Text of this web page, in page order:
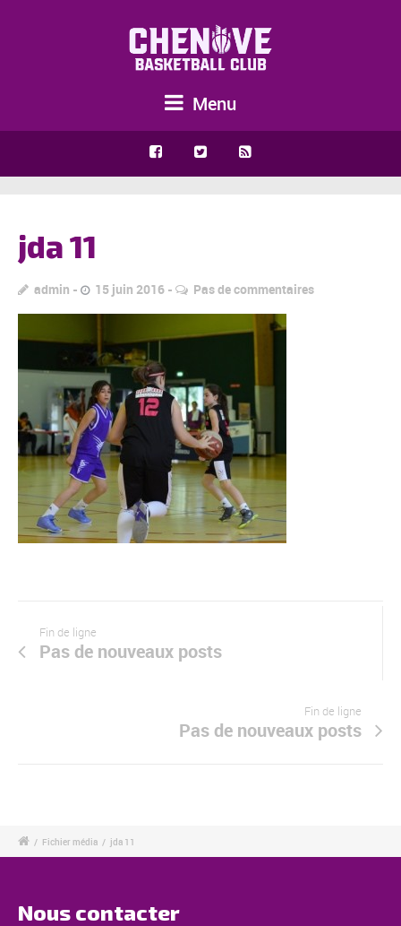
Menu
jda 11
admin 15 juin 2016 Pas de commentaires
Fin de ligne
Pas de nouveaux posts
Fin de ligne
Pas de nouveaux posts
/ Fichier média / jda 11
Nous contacter